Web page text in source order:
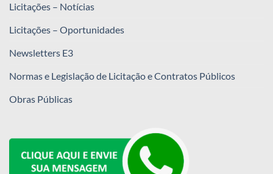
Licitações – Notícias
Licitações – Oportunidades
Newsletters E3
Normas e Legislação de Licitação e Contratos Públicos
Obras Públicas